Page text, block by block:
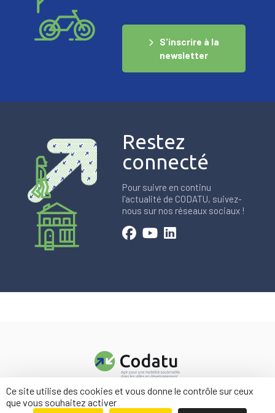
S'inscrire à la
newsletter
Restez
connecté
Pour suivre en continu
l'actualité de CODATU, suivez-
nous sur nos réseaux sociaux !
Ce site utilise des cookies et vous donne le contrôle sur ceux
que vous souhaitez activer